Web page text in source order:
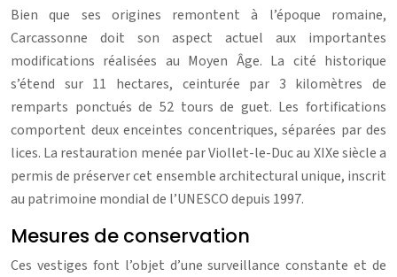
Bien que ses origines remontent à l’époque romaine,
Carcassonne doit son aspect actuel aux importantes
modifications réalisées au Moyen Âge. La cité historique
s’étend sur 11 hectares, ceinturée par 3 kilomètres de
remparts ponctués de 52 tours de guet. Les fortifications
comportent deux enceintes concentriques, séparées par des
lices. La restauration menée par Viollet-le-Duc au XIXe siècle a
permis de préserver cet ensemble architectural unique, inscrit
au patrimoine mondial de l’UNESCO depuis 1997.
Mesures de conservation
Ces vestiges font l’objet d’une surveillance constante et de